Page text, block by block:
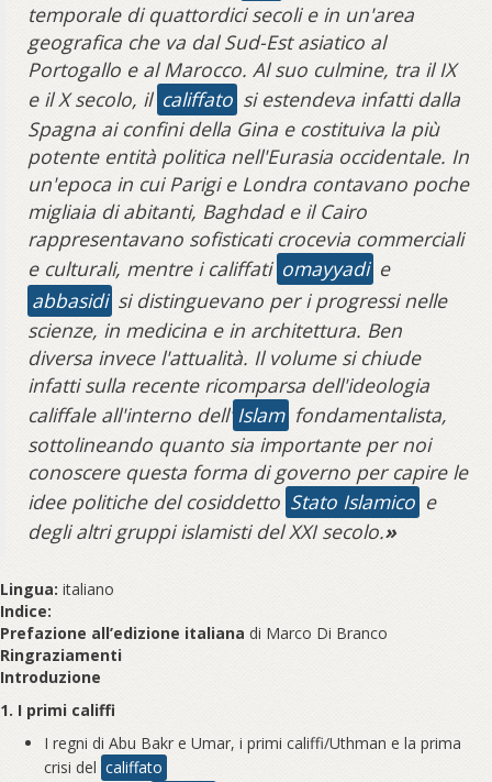
temporale di quattordici secoli e in un'area
geografica che va dal Sud-Est asiatico al
Portogallo e al Marocco. Al suo culmine, tra il IX
e il X secolo, il califfato si estendeva infatti dalla
Spagna ai confini della Gina e costituiva la più
potente entità politica nell'Eurasia occidentale. In
un'epoca in cui Parigi e Londra contavano poche
migliaia di abitanti, Baghdad e il Cairo
rappresentavano sofisticati crocevia commerciali
e culturali, mentre i califfati omayyadi e
abbasidi si distinguevano per i progressi nelle
scienze, in medicina e in architettura. Ben
diversa invece l'attualità. Il volume si chiude
infatti sulla recente ricomparsa dell'ideologia
califfale all'interno dell' Islam fondamentalista,
sottolineando quanto sia importante per noi
conoscere questa forma di governo per capire le
idee politiche del cosiddetto Stato Islamico e
degli altri gruppi islamisti del XXI secolo.»
Lingua: italiano
Indice:
Prefazione all’edizione italiana di Marco Di Branco
Ringraziamenti
Introduzione
1. I primi califfi
I regni di Abu Bakr e Umar, i primi califfi/Uthman e la prima
crisi del califfato